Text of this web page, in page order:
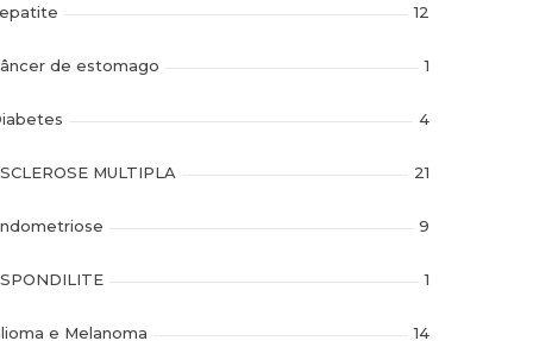
12
de estomago 1
4
MULTIPLA 21
9
1
e Melanoma 14